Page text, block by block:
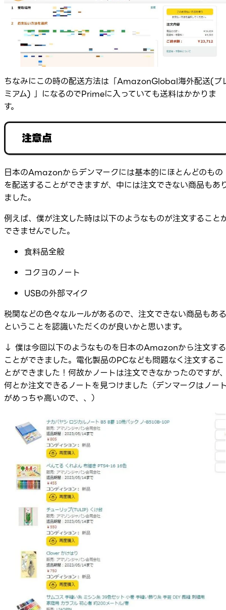
ちなみにこの時の配送方法は「AmazonGlobal海外配送(プ
ミアム) 」になるのでPrimeに入っていても送料はかかりま
す。
注意点
日本のAmazonからデンマークには基本的にほとんどのもの
を配送することができますが、中には注文できない商品もあ
ました。
例えば、僕が注文した時は以下のようなものが注文すること
できませんでした。
食料品全般
コクヨのノート
USBの外部マイク
税関などの色々なルールがあるので、注文できない商品もある
ということを認識いただくのが良いかと思います。
↓ 僕は今回以下のようなものを日本のAmazonから注文する
ことができました。電化製品のPCなども問題なく注文するこ
とができました！何故かノートは注文できなかったのですが
何とか注文できるノートを見つけました（デンマークはノー
がめっちゃ高いので、、）